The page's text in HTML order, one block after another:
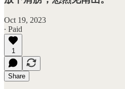
Oct 19, 2023
∙ Paid
1
Share